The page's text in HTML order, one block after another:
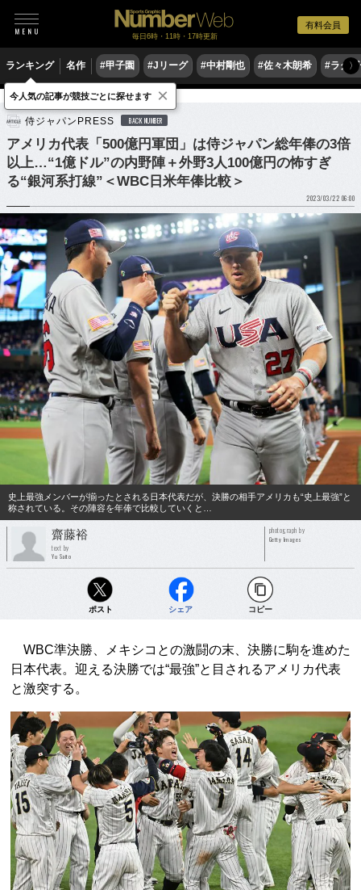
有料会員
毎日6時・11時・17時更新
ランキング 名作 #甲子園 #Jリーグ #中村剛也 #佐々木朗希 #ラグ〉
野球 プロ野球 侍ジャパン
侍ジャパンPRESS BACK NUMBER
アメリカ代表「500億円軍団」は侍ジャパン総年俸の3倍
以上…“1億ドル”の内野陣＋外野3人100億円の怖すぎ
る“銀河系打線”＜WBC日米年俸比較＞
2023/03/22 06:00
史上最強メンバーが揃ったとされる日本代表だが、決勝の相手アメリカも“史上最強”と
称されている。その陣容を年俸で比較していくと…
齋藤裕
text by
Yu Saito
photograph by
Getty Images
ポスト シェア コピー
WBC準決勝、メキシコとの激闘の末、決勝に駒を進めた
日本代表。迎える決勝では“最強”と目されるアメリカ代表
と激突する。
今人気の記事が競技ごとに探せます ×